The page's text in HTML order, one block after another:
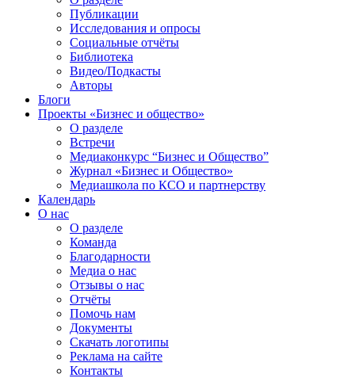
Публикации
Исследования и опросы
Социальные отчёты
Библиотека
Видео/Подкасты
Авторы
Блоги
Проекты «Бизнес и общество»
О разделе
Встречи
Медиаконкурс “Бизнес и Общество”
Журнал «Бизнес и Общество»
Медиашкола по КСО и партнерству
Календарь
О нас
О разделе
Команда
Благодарности
Медиа о нас
Отзывы о нас
Отчёты
Помочь нам
Документы
Скачать логотипы
Реклама на сайте
Контакты